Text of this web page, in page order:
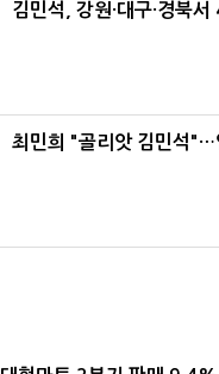
김민석, 강원·대구·경북
최민희 "골리앗 김민석"…